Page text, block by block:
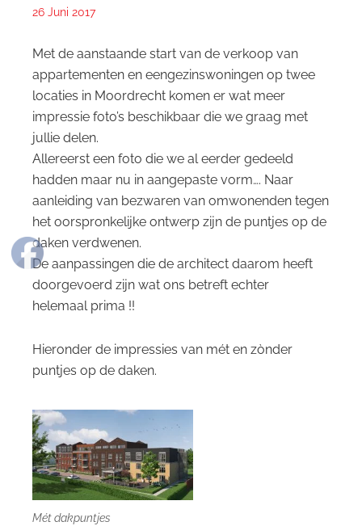
26 Juni 2017
Met de aanstaande start van de verkoop van
appartementen en eengezinswoningen op twee
locaties in Moordrecht komen er wat meer
impressie foto’s beschikbaar die we graag met
jullie delen.
Allereerst een foto die we al eerder gedeeld
hadden maar nu in aangepaste vorm…. Naar
aanleiding van bezwaren van omwonenden tegen
het oorspronkelijke ontwerp zijn de puntjes op de
daken verdwenen.
De aanpassingen die de architect daarom heeft
doorgevoerd zijn wat ons betreft echter
helemaal prima !!
Hieronder de impressies van mét en zònder
puntjes op de daken.
Mét dakpuntjes